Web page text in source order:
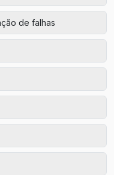
de falhas